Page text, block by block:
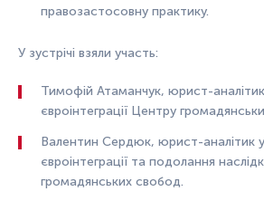
правозастосовну практику.
У зустрічі взяли участь:
Тимофій Атаманчук, юрист-
євроінтеграції Центру
Валентин Сердюк, юрист-аналітик
євроінтеграції та подолання
громадянських свобод.